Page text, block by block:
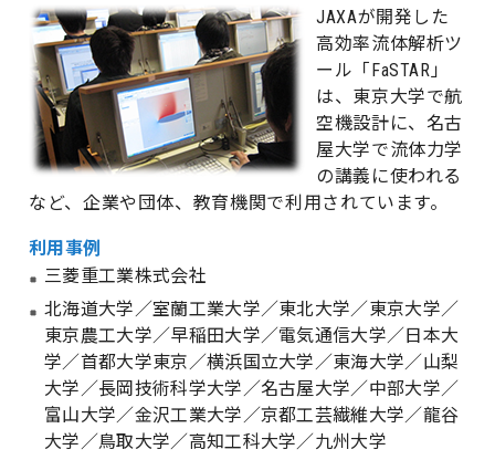
JAXAが開発した
高効率流体解析ツ
ール「FaSTAR」
は、東京大学で航
空機設計に、名古
屋大学で流体力学
の講義に使われる
など、企業や団体、教育機関で利用されています。
利用事例
三菱重工業株式会社
北海道大学／室蘭工業大学／東北大学／東京大学／
東京農工大学／早稲田大学／電気通信大学／日本大
学／首都大学東京／横浜国立大学／東海大学／山梨
大学／長岡技術科学大学／名古屋大学／中部大学／
富山大学／金沢工業大学／京都工芸繊維大学／龍谷
大学／鳥取大学／高知工科大学／九州大学